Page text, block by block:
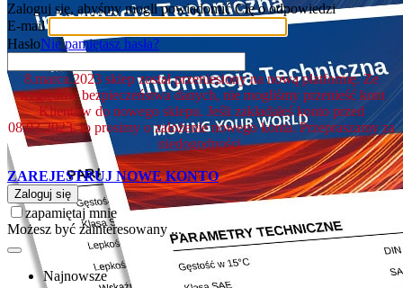
Zaloguj się, abyśmy mogli powiadomić Cię o odpowiedzi
E-mail
HasłoNie pamiętasz hasła?
8.marca.2023 sklep został przeniesiony na nową platformę. Ze
względów bezpieczeństwa danych, nie mogliśmy przenieść kont
Klientów do nowego sklepu. Jeśli zakładałeś konto przed
08.03.2023, to prosimy o założenie nowego konta. Przepraszamy za
niedogodności.
ZAREJESTRUJ NOWE KONTO
Zaloguj się
zapamiętaj mnie
Możesz być zainteresowany ...
Najnowsze